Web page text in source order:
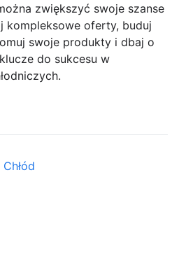
zwiększyć swoje szanse
kompleksowe oferty, buduj
swoje produkty i dbaj o
do sukcesu w